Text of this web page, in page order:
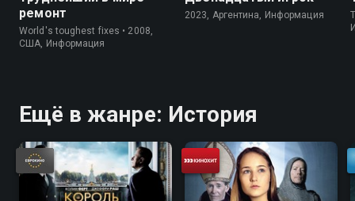
ремонт
World's toughest fixes • 2008,
США, Информация
2023, Аргентина, Информация
Ещё в жанре: История